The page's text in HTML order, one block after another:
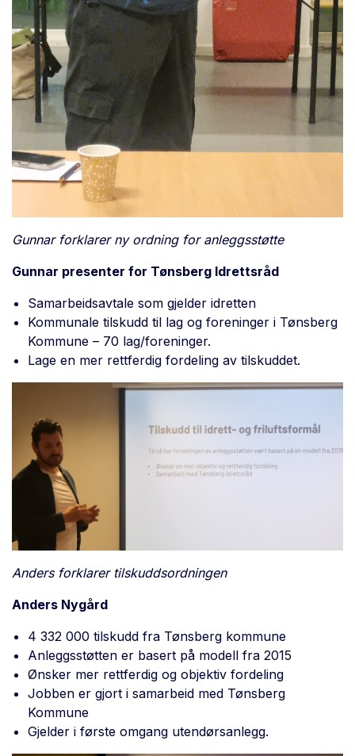
Gunnar forklarer ny ordning for anleggsstøtte
Gunnar presenter for Tønsberg Idrettsråd
Samarbeidsavtale som gjelder idretten
Kommunale tilskudd til lag og foreninger i Tønsberg
Kommune – 70 lag/foreninger.
Lage en mer rettferdig fordeling av tilskuddet.
Anders forklarer tilskuddsordningen
Anders Nygård
4 332 000 tilskudd fra Tønsberg kommune
Anleggsstøtten er basert på modell fra 2015
Ønsker mer rettferdig og objektiv fordeling
Jobben er gjort i samarbeid med Tønsberg
Kommune
Gjelder i første omgang utendørsanlegg.